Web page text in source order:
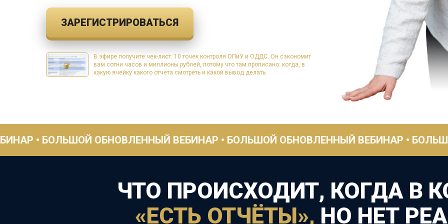
ЗАРЕГИСТРИРОВАТЬСЯ
В эфире получите чек-лист: 10 точек контроля ОПиУ и ОДДС. Он сэкономит
вам сотни часов и миллионы рублей, потому что там прописано: когда, в
какую ячейку какого отчета смотреть и какой вывод делать.
ОБНОВЛЕННЫЙ ВЕБИНАР •БОЛЬШОЙ ОБНОВЛЕННЫЙ ВЕБИНАР •БОЛЬШОЙ
ЧТО ПРОИСХОДИТ, КОГДА В
«ЕСТЬ ОТЧЁТЫ», НО НЕТ